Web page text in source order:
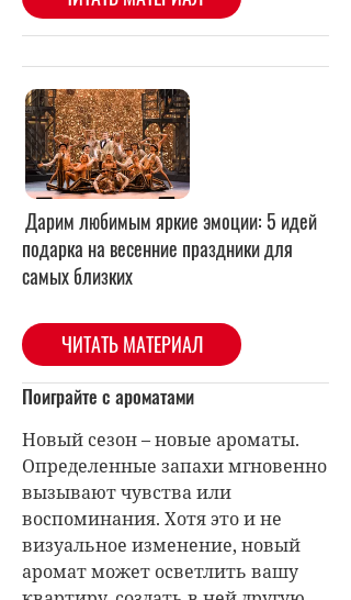
Дарим любимым яркие эмоции: 5 идей
подарка на весенние праздники для
самых близких
ЧИТАТЬ МАТЕРИАЛ
Поиграйте с ароматами
Новый сезон – новые ароматы.
Определенные запахи мгновенно
вызывают чувства или
воспоминания. Хотя это и не
визуальное изменение, новый
аромат может осветлить вашу